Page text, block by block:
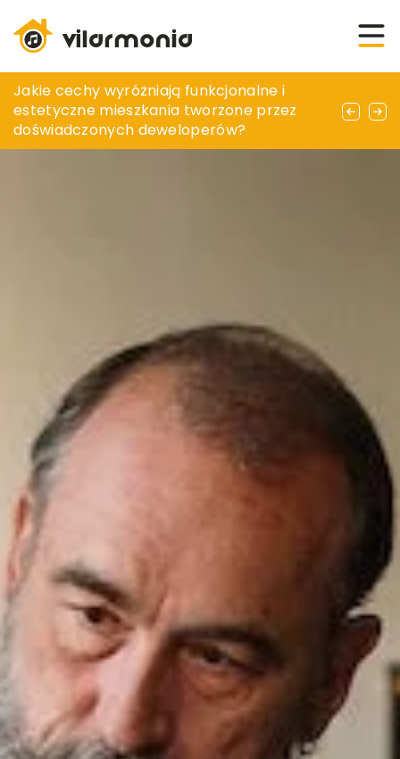
Poradnik do skutecznej dezynfekcji i higieny
zwierząt przy użyciu nowoczesnych
urządzeń
Jakie cechy wyróżniają funkcjonalne i
estetyczne mieszkania tworzone przez
doświadczonych deweloperów?
Praktyczne porady dotyczące konserwacji
narzędzi ogrodowych na każdą porę roku